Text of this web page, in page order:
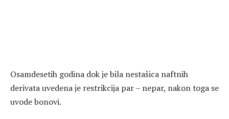
Osamdesetih godina dok je bila nestašica naftnih
derivata uvedena je restrikcija par – nepar, nakon toga se
uvode bonovi.